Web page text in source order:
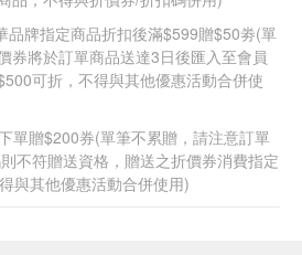
品牌指定商品折扣後滿$599贈$50劵(單
券將於訂單商品送達3日後匯入至會員
可折，不得與其他優惠活動合併使
單贈$200券(單筆不累贈，請注意訂單
不符贈送資格，贈送之折價券消費指定
與其他優惠活動合併使用)